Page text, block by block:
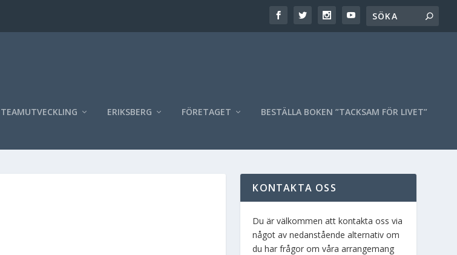
TEAMUTVECKLING ERIKSBERG FÖRETAGET BESTÄLLA BOKEN ”TACKSAM FÖR LIVET”
KONTAKTA OSS
Du är välkommen att kontakta oss via
något av nedanstående alternativ om
du har frågor om våra arrangemang